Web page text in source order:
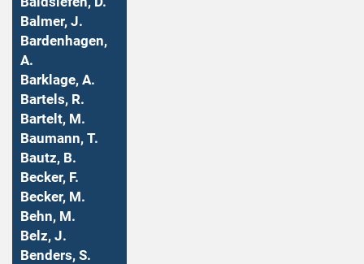
Balmer, J.
Bardenhagen,
A.
Barklage, A.
Bartels, R.
Bartelt, M.
Baumann, T.
Bautz, B.
Becker, F.
Becker, M.
Behn, M.
Belz, J.
Benders, S.